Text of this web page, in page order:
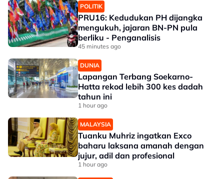
POLITIK
PRU16: Kedudukan PH dijangka
mengukuh, jajaran BN-PN pula
berliku - Penganalisis
45 minutes ago
DUNIA
Lapangan Terbang Soekarno-
Hatta rekod lebih 300 kes dadah
tahun ini
1 hour ago
MALAYSIA
Tuanku Muhriz ingatkan Exco
baharu laksana amanah dengan
jujur, adil dan profesional
1 hour ago